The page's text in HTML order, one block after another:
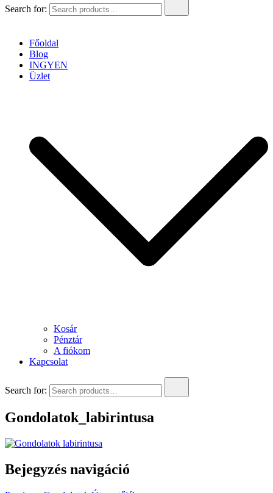
Search for:
Főoldal
Blog
INGYEN
Üzlet
Kosár
Pénztár
A fiókom
Kapcsolat
Search for:
Gondolatok_labirintusa
Bejegyzés navigáció